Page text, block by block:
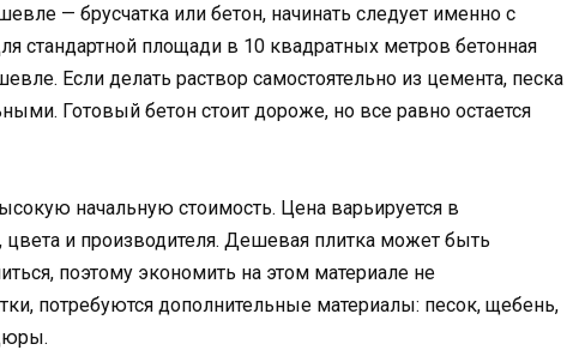
— брусчатка или бетон, начинать следует именно с
стандартной площади в 10 квадратных метров бетонная
Если делать раствор самостоятельно из цемента, песка
Готовый бетон стоит дороже, но все равно остается
начальную стоимость. Цена варьируется в
и производителя. Дешевая плитка может быть
поэтому экономить на этом материале не
потребуются дополнительные материалы: песок, щебень,